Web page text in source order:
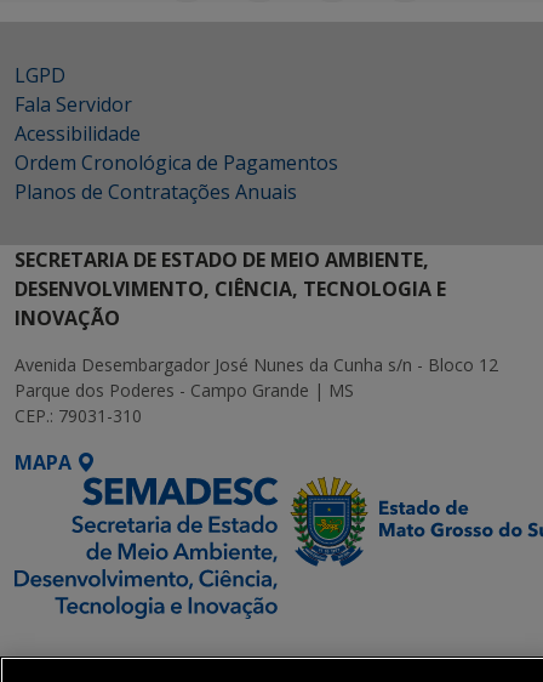
LGPD
Fala Servidor
Acessibilidade
Ordem Cronológica de Pagamentos
Planos de Contratações Anuais
SECRETARIA DE ESTADO DE MEIO AMBIENTE,
DESENVOLVIMENTO, CIÊNCIA, TECNOLOGIA E
INOVAÇÃO
Avenida Desembargador José Nunes da Cunha s/n - Bloco 12
Parque dos Poderes - Campo Grande | MS
CEP.: 79031-310
MAPA